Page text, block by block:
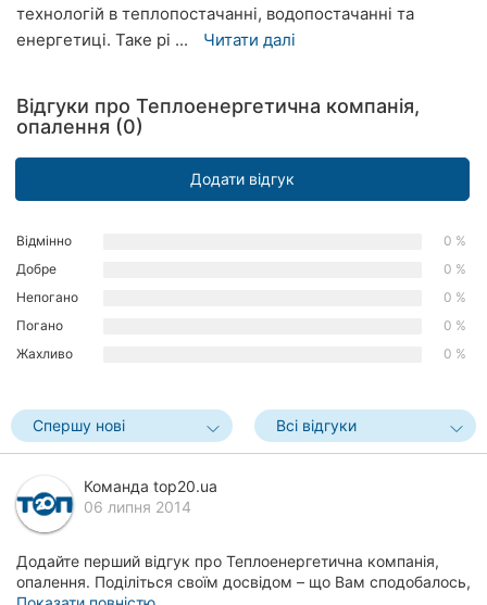
Кропивницький
Харків
Кривий
Ріг
Херсон
Чернігів
Черкаси
технологій в теплопостачанні, водопостачанні та
енергетиці. Таке рі ...
Читати далі
Відгуки про Теплоенергетична компанія,
опалення (0)
Додати відгук
Відмінно
0 %
Добре
0 %
Непогано
0 %
Погано
0 %
Жахливо
0 %
Спершу нові Всі відгуки
Команда top20.ua
06 липня 2014
Додайте перший відгук про Теплоенергетична компанія,
опалення. Поділіться своїм досвідом – що Вам сподобалось,